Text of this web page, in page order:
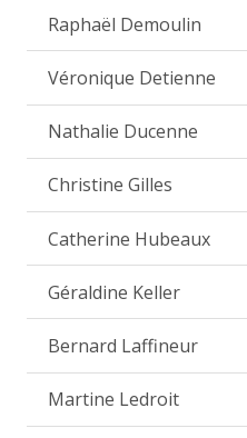
Raphaël Demoulin
Véronique Detienne
Nathalie Ducenne
Christine Gilles
Catherine Hubeaux
Géraldine Keller
Bernard Laffineur
Martine Ledroit